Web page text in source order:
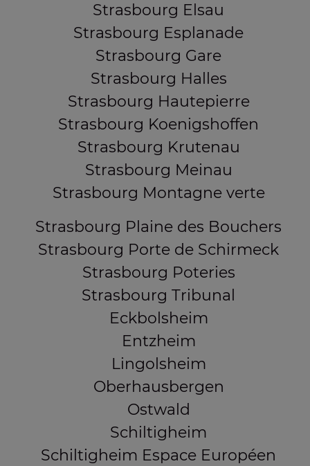
Strasbourg Elsau
Strasbourg Esplanade
Strasbourg Gare
Strasbourg Halles
Strasbourg Hautepierre
Strasbourg Koenigshoffen
Strasbourg Krutenau
Strasbourg Meinau
Strasbourg Montagne verte
Strasbourg Plaine des Bouchers
Strasbourg Porte de Schirmeck
Strasbourg Poteries
Strasbourg Tribunal
Eckbolsheim
Entzheim
Lingolsheim
Oberhausbergen
Ostwald
Schiltigheim
Schiltigheim Espace Européen